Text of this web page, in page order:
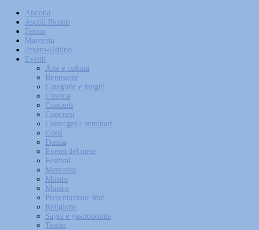
Ancona
Ascoli Piceno
Fermo
Macerata
Pesaro-Urbino
Eventi
Arte e cultura
Benessere
Categorie e luoghi
Cinema
Concerti
Concorsi
Convegni e seminari
Corsi
Danza
Eventi del mese
Festival
Mercatini
Mostre
Musica
Presentazione libri
Religione
Sagra e gastronomia
Teatro